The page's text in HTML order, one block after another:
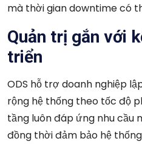
mà thời gian downtime có
Quản trị gắn với
triển
ODS hỗ trợ doanh nghiệp
rộng hệ thống theo tốc độ
tầng luôn đáp ứng nhu cầu
đồng thời đảm bảo hệ